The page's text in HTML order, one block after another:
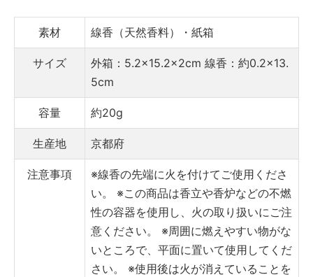
素材 線香（天然香料）・紙箱
サイズ 外箱：5.2×15.2×2cm 線香：約0.2×13.
5cm
容量 約20g
生産地 京都府
注意事項
※線香の先端に火を付けてご使用くださ
い。
※この商品は香立や香炉などの不燃
性の容器を使用し、火の取り扱いにご注
意ください。
※周囲に燃えやすい物がな
いところで、平面に置いて使用してくだ
さい。
※使用後は火が消えていることを